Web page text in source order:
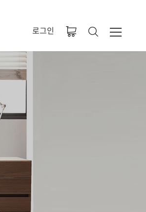
로그인